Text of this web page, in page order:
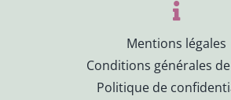
Mentions légales
Conditions générales
Politique de